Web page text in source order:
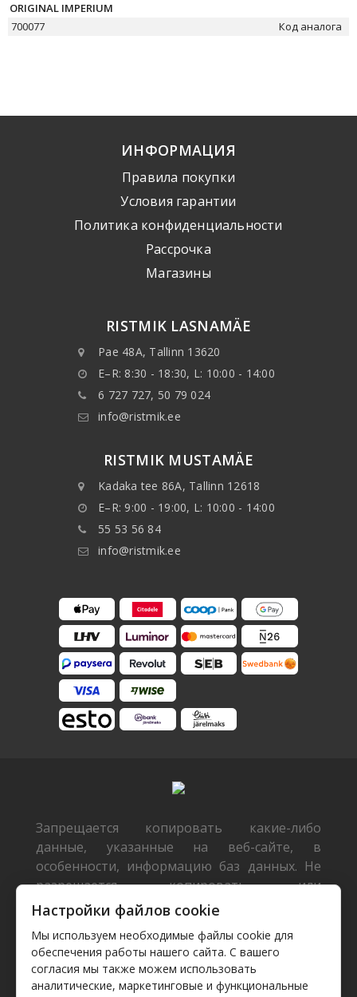
ORIGINAL IMPERIUM
700077
Код аналога
ИНФОРМАЦИЯ
Правила покупки
Условия гарантии
Политика конфиденциальности
Рассрочка
Mагазины
RISTMIK LASNAMÄE
Pae 48A, Tallinn 13620
E–R: 8:30 - 18:30, L: 10:00 - 14:00
6 727 727, 50 79 024
info@ristmik.ee
RISTMIK MUSTAMÄE
Kadaka tee 86A, Tallinn 12618
E–R: 9:00 - 19:00, L: 10:00 - 14:00
55 53 56 84
info@ristmik.ee
Запрещается копировать какие-либо
данные, указанные на веб-сайте, в
особенности, информацию баз данных. Не
разрешается копировать или
распространять данные или базы данных
без предварительного письменного
согласия TecDoc или/и разрешать такие
действия третьим лицам. Такие действия
будут расцениваться как нарушение
Настройки файлов cookie
Мы используем необходимые файлы cookie для
обеспечения работы нашего сайта. С вашего
согласия мы также можем использовать
аналитические, маркетинговые и функциональные